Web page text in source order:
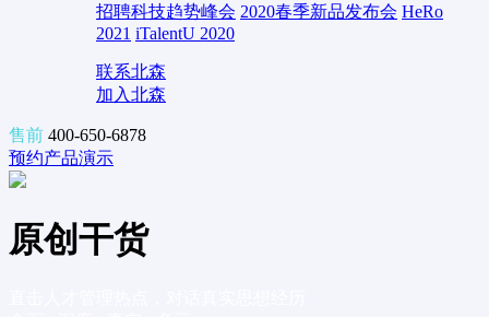
招聘科技趋势峰会 2020春季新品发布会 HeRo
2021 iTalentU 2020
联系北森
加入北森
售前 400-650-6878
预约产品演示
原创干货